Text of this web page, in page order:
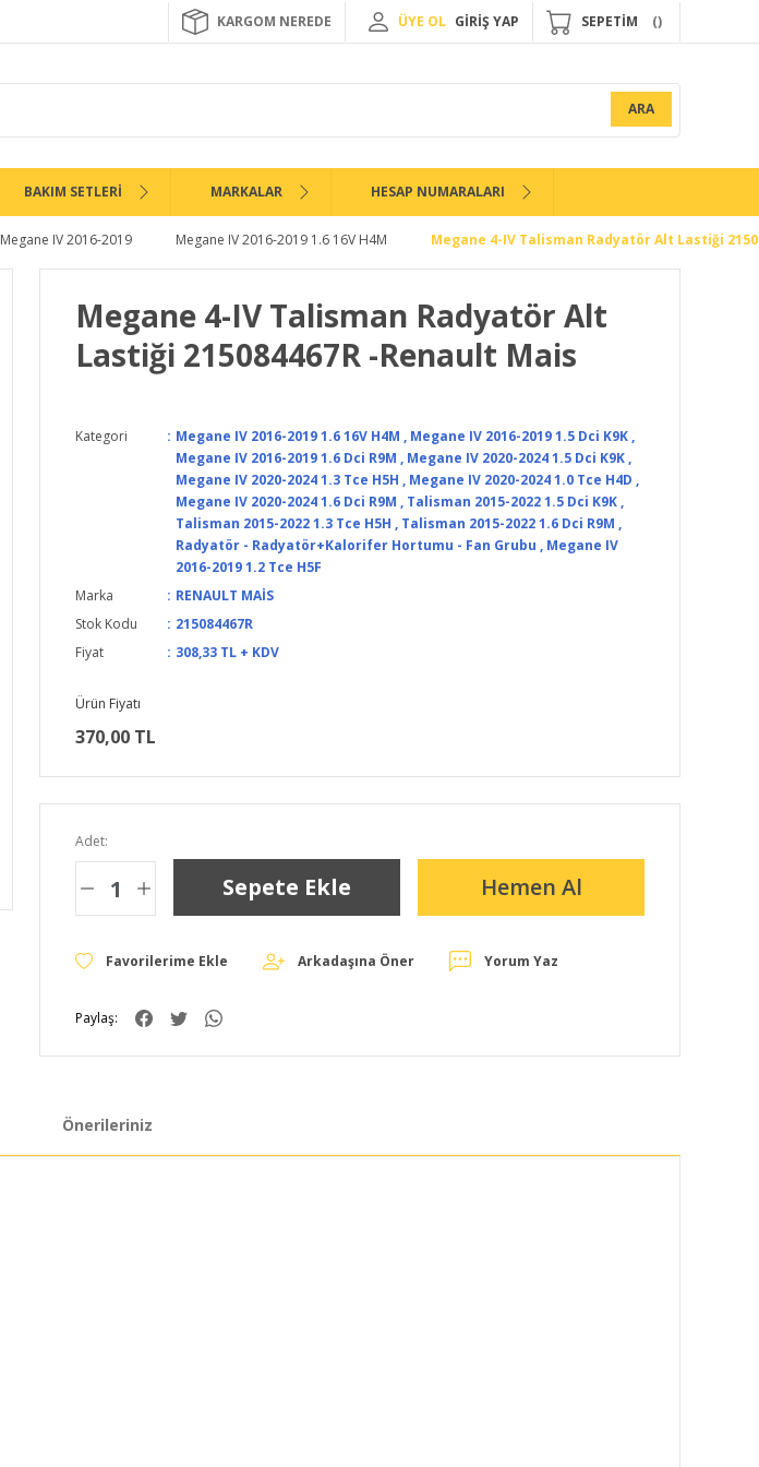
KARGOM NEREDE ÜYE OL GİRİŞ YAP SEPETİM
ARA
BAKIM SETLERİ MARKALAR HESAP NUMARALARI
Megane IV 2016-2019 Megane IV 2016-2019 1.6 16V H4M Megane 4-IV Talisman Radyatör Alt Lastiği
Megane 4-IV Talisman Radyatör Alt
Lastiği 215084467R -Renault Mais
Kategori Megane IV 2016-2019 1.6 16V H4M , Megane IV 2016-2019 1.5 Dci K9K ,
Megane IV 2016-2019 1.6 Dci R9M , Megane IV 2020-2024 1.5 Dci K9K ,
Megane IV 2020-2024 1.3 Tce H5H , Megane IV 2020-2024 1.0 Tce H4D ,
Megane IV 2020-2024 1.6 Dci R9M , Talisman 2015-2022 1.5 Dci K9K ,
Talisman 2015-2022 1.3 Tce H5H , Talisman 2015-2022 1.6 Dci R9M ,
Radyatör - Radyatör+Kalorifer Hortumu - Fan Grubu , Megane IV
2016-2019 1.2 Tce H5F
Marka
RENAULT MAİS
Stok Kodu
215084467R
Fiyat
308,33 TL + KDV
Ürün Fiyatı
370,00 TL
Adet:
Sepete Ekle Hemen Al
Arkadaşına Öner Yorum Yaz
Paylaş:
Önerileriniz